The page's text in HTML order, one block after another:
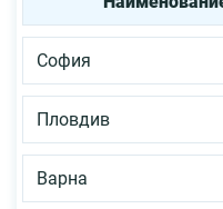
София
Пловдив
Варна